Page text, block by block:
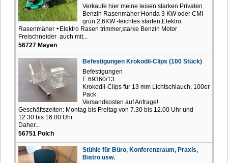
Verkaufe hier meine leisen starken Privaten
Benzin Rasenmäher Honda 3 KW oder CMI
grün 2,6KW -leichtes starten,Elektro
Rasenmäher +Elektro Rasen trimmer,starke Benzin Motor
Freischneider auch mit...
56727 Mayen
Befestigungen Krokodil-Clips (100 Stück)
Befestigungen
E 69360/13
Krokodil-Clips für 13 mm Lichtschlauch, 100er
Pack
Versandkosten auf Anfrage!
Geschäftszeiten: Montag bis Freitag von 7.30 bis 12.00 Uhr und
12.30 bis 16.00 Uhr.
Daher...
56751 Polch
Stühle für Büro, Konferenzraum, Praxis,
Bistro usw.